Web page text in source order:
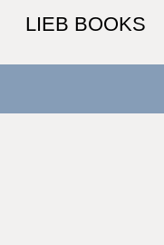
LIEB BOOKS